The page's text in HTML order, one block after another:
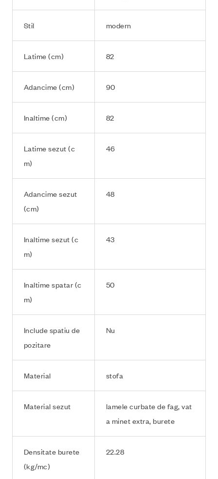
Stil modern
Latime (cm) 82
Adancime (cm) 90
Inaltime (cm) 82
Latime sezut (c
m)
46
Adancime sezut
(cm)
48
Inaltime sezut (c
m)
43
Inaltime spatar (c
m)
50
Include spatiu de
pozitare
Nu
Material stofa
Material sezut
lamele curbate de fag, vat
a minet extra, burete
Densitate burete
(kg/mc)
22.28